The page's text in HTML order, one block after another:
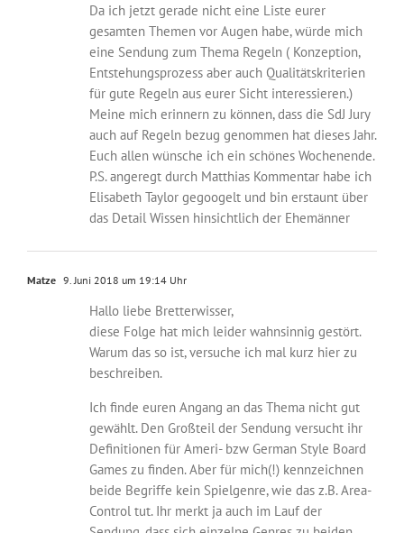
Da ich jetzt gerade nicht eine Liste eurer
gesamten Themen vor Augen habe, würde mich
eine Sendung zum Thema Regeln ( Konzeption,
Entstehungsprozess aber auch Qualitätskriterien
für gute Regeln aus eurer Sicht interessieren.)
Meine mich erinnern zu können, dass die SdJ Jury
auch auf Regeln bezug genommen hat dieses Jahr.
Euch allen wünsche ich ein schönes Wochenende.
P.S. angeregt durch Matthias Kommentar habe ich
Elisabeth Taylor gegoogelt und bin erstaunt über
das Detail Wissen hinsichtlich der Ehemänner
Matze 9. Juni 2018 um 19:14 Uhr
Hallo liebe Bretterwisser,
diese Folge hat mich leider wahnsinnig gestört.
Warum das so ist, versuche ich mal kurz hier zu
beschreiben.
Ich finde euren Angang an das Thema nicht gut
gewählt. Den Großteil der Sendung versucht ihr
Definitionen für Ameri- bzw German Style Board
Games zu finden. Aber für mich(!) kennzeichnen
beide Begriffe kein Spielgenre, wie das z.B. Area-
Control tut. Ihr merkt ja auch im Lauf der